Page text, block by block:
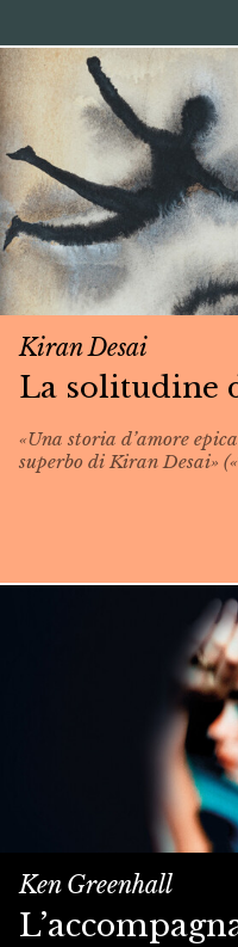
Kiran Desai
La solitudine
«Una storia d’amore
superbo di Kiran Desai»
Ken Greenhall